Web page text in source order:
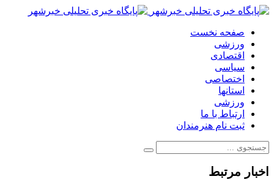
صفحه نخست
ورزشی
اقتصادی
سیاسی
اختصاصی
استانها
ورزشی
ارتباط با ما
ثبت نام هنرمندان
اخبار مرتبط